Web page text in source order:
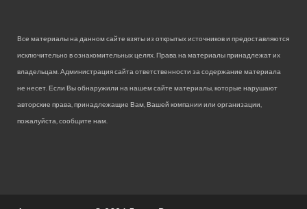
Все материалы на данном сайте взяты из открытых источников и предоставляются
исключительно в ознакомительных целях. Права на материалы принадлежат их
владельцам. Администрация сайта ответственности за содержание материала
не несет. Если Вы обнаружили на нашем сайте материалы, которые нарушают
авторские права, принадлежащие Вам, Вашей компании или организации,
пожалуйста, сообщите нам.